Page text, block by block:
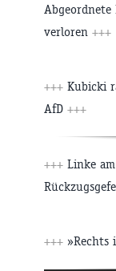
verloren +++
+++ Kubicki
AfD +++
+++ Linke
+++